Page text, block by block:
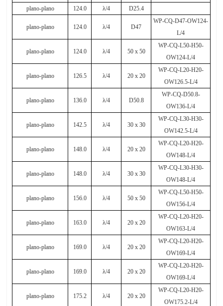
plano-plano
124.0 λ/4 D25.4
plano-plano 124.0 λ/4 D47
WP-CQ-D47-OW124-
L/4
plano-plano 124.0 λ/4 50 х50
WP-CQ-L50-H50-
OW124-L/4
plano-plano 126.5 λ/4 20 x 20
WP-CQ-L20-H20-
OW126.5-L/4
plano-plano 136.0 λ/4 D50.8
WP-CQ-D50.8-
OW136-L/4
plano-plano 142.5 λ/4 30 x 30
WP-CQ-L30-H30-
OW142.5-L/4
plano-plano 148.0 λ/4 20 x 20
WP-CQ-L20-H20-
OW148-L/4
plano-plano 148.0 λ/4 30 x 30
WP-CQ-L30-H30-
OW148-L/4
plano-plano 156.0 λ/4 50 x 50
WP-CQ-L50-H50-
OW156-L/4
plano-plano 163.0 λ/4 20 x 20
WP-CQ-L20-H20-
OW163-L/4
plano-plano 169.0 λ/4 20 x 20
WP-CQ-L20-H20-
OW169-L/4
plano-plano 169.0 λ/4 20 x 20
WP-CQ-L20-H20-
OW169-L/4
plano-plano 175.2 λ/4 20 x 20
WP-CQ-L20-H20-
OW175.2-L/4